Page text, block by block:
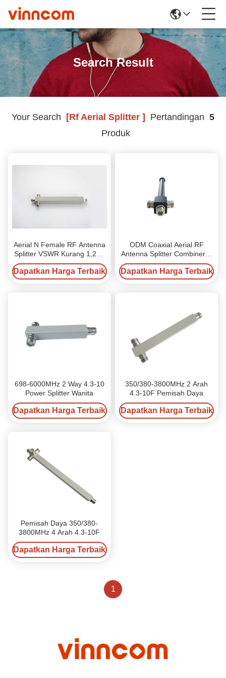
Search Result
Your Search [rf Aerial Splitter ] Pertandingan 5
Produk
Aerial N Female RF Antenna
Splitter VSWR Kurang 1,25 /
Kurang 1,3 700-4000MHz
Dapatkan Harga Terbaik
ODM Coaxial Aerial RF
Antenna Splitter Combiner N
Wanita 3 Way
Dapatkan Harga Terbaik
698-6000MHz 2 Way 4.3-10
Power Splitter Wanita
Dapatkan Harga Terbaik
350/380-3800MHz 2 Arah
4.3-10F Pemisah Daya
Dapatkan Harga Terbaik
Pemisah Daya 350/380-
3800MHz 4 Arah 4.3-10F
Dapatkan Harga Terbaik
1